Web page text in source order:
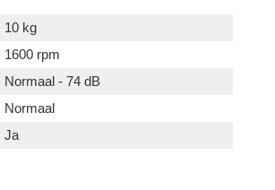
10 kg
1600 rpm
Normaal - 74 dB
Normaal
Ja